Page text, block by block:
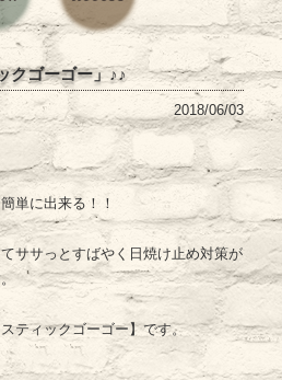
クゴーゴー」♪♪
2018/06/03
単に出来る！！
ササっとすばやく日焼け止め対策が
ティックゴーゴー】です。